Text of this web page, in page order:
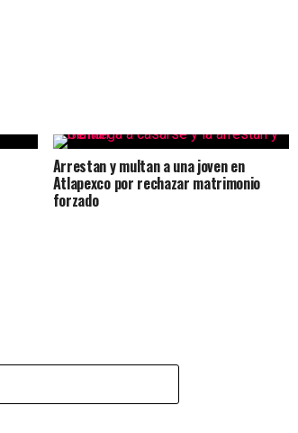
Arrestan y multan a una joven en
Atlapexco por rechazar matrimonio
forzado